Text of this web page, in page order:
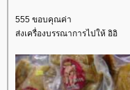
555 ขอบคุณค่า
ส่งเครื่องบรรณาการไปให้ อิอิ